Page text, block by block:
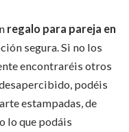
regalo para pareja en
segura. Si no los
encontraréis otros
podéis
estampadas, de
lo que podáis